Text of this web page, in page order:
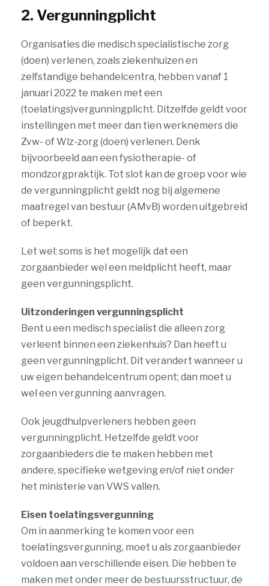
2. Vergunningplicht
Organisaties die medisch specialistische zorg
(doen) verlenen, zoals ziekenhuizen en
zelfstandige behandelcentra, hebben vanaf 1
januari 2022 te maken met een
(toelatings)vergunningplicht. Ditzelfde geldt voor
instellingen met meer dan tien werknemers die
Zvw- of Wlz-zorg (doen) verlenen. Denk
bijvoorbeeld aan een fysiotherapie- of
mondzorgpraktijk. Tot slot kan de groep voor wie
de vergunningplicht geldt nog bij algemene
maatregel van bestuur (AMvB) worden uitgebreid
of beperkt.
Let wel: soms is het mogelijk dat een
zorgaanbieder wel een meldplicht heeft, maar
geen vergunningsplicht.
Uitzonderingen vergunningsplicht
Bent u een medisch specialist die alleen zorg
verleent binnen een ziekenhuis? Dan heeft u
geen vergunningplicht. Dit verandert wanneer u
uw eigen behandelcentrum opent; dan moet u
wel een vergunning aanvragen.
Ook jeugdhulpverleners hebben geen
vergunningplicht. Hetzelfde geldt voor
zorgaanbieders die te maken hebben met
andere, specifieke wetgeving en/of niet onder
het ministerie van VWS vallen.
Eisen toelatingsvergunning
Om in aanmerking te komen voor een
toelatingsvergunning, moet u als zorgaanbieder
voldoen aan verschillende eisen. Die hebben te
maken met onder meer de bestuursstructuur, de